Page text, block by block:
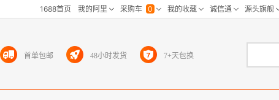
首单包邮 48小时发货 7+天包换